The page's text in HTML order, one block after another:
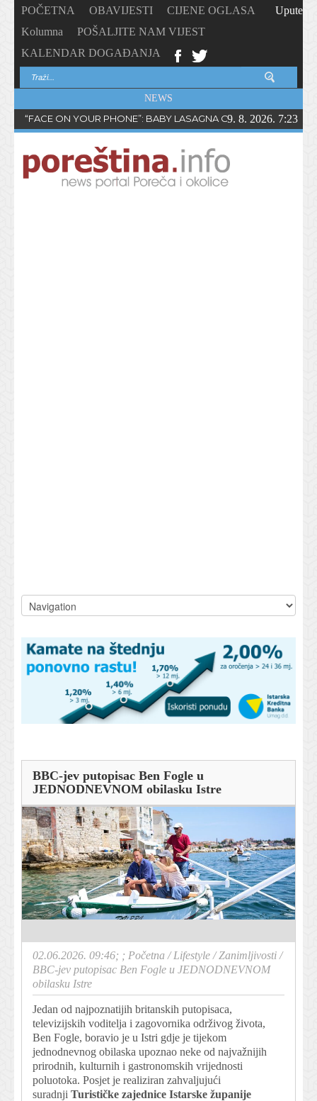
POČETNA OBAVIJESTI
CIJENE OGLASA
Kolumna
POŠALJITE NAM VIJEST
KALENDAR DOGAĐANJA
Upute
NEWS
“FACE ON YOUR PHONE”: BABY LASAGNA OBJAVIO NOVI
9. 8. 2026. 7:23
BBC-jev putopisac Ben Fogle u
JEDNODNEVNOM obilasku Istre
02.06.2026. 09:46; ; Početna /Lifestyle /Zanimljivosti /
BBC-jev putopisac Ben Fogle u JEDNODNEVNOM
obilasku Istre
Jedan od najpoznatijih britanskih putopisaca,
televizijskih voditelja i zagovornika održivog života,
Ben Fogle, boravio je u Istri gdje je tijekom
jednodnevnog obilaska upoznao neke od najvažnijih
prirodnih, kulturnih i gastronomskih vrijednosti
poluotoka. Posjet je realiziran zahvaljujući
suradnji Turističke zajednice Istarske županije